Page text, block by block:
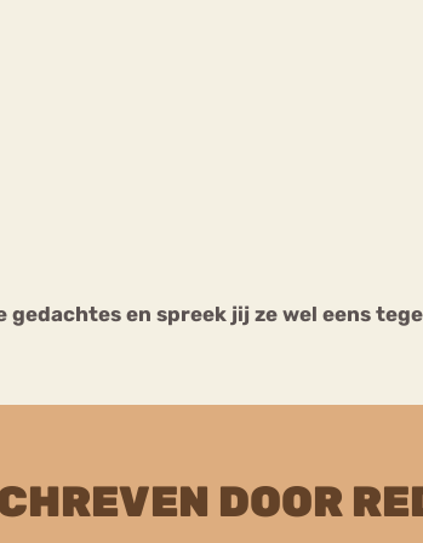
gedachtes en spreek jij ze wel eens
DOOR